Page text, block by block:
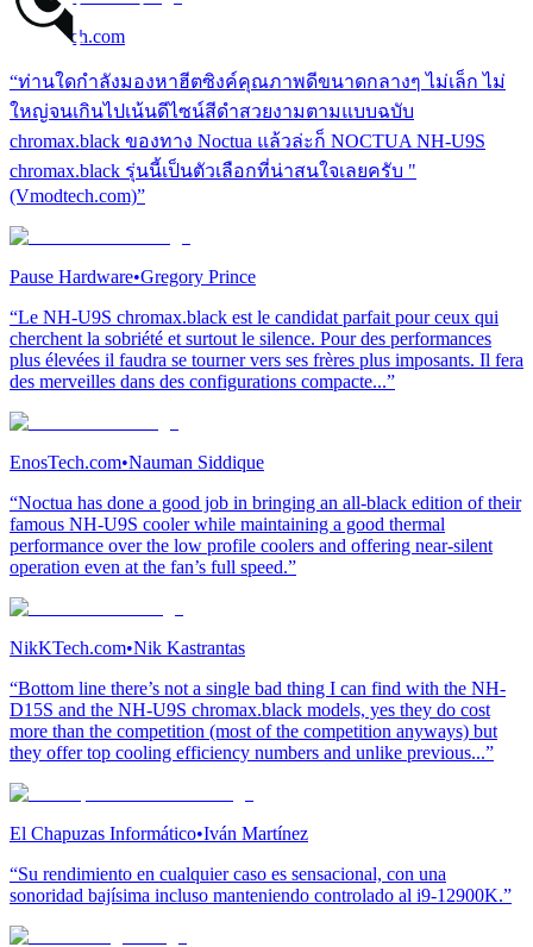
Vmodtech.com
“ท่านใดกำลังมองหาฮีตซิงค์คุณภาพดีขนาดกลางๆ ไม่เล็ก ไม่
ใหญ่จนเกินไปเน้นดีไซน์สีดำสวยงามตามแบบฉบับ
chromax.black ของทาง Noctua แล้วล่ะก็ NOCTUA NH-U9S
chromax.black รุ่นนี้เป็นตัวเลือกที่น่าสนใจเลยครับ "
(Vmodtech.com)”
Pause Hardware•Gregory Prince
“Le NH-U9S chromax.black est le candidat parfait pour ceux qui
cherchent la sobriété et surtout le silence. Pour des performances
plus élevées il faudra se tourner vers ses frères plus imposants. Il fera
des merveilles dans des configurations compacte...”
EnosTech.com•Nauman Siddique
“Noctua has done a good job in bringing an all-black edition of their
famous NH-U9S cooler while maintaining a good thermal
performance over the low profile coolers and offering near-silent
operation even at the fan’s full speed.”
NikKTech.com•Nik Kastrantas
“Bottom line there’s not a single bad thing I can find with the NH-
D15S and the NH-U9S chromax.black models, yes they do cost
more than the competition (most of the competition anyways) but
they offer top cooling efficiency numbers and unlike previous...”
El Chapuzas Informático•Iván Martínez
“Su rendimiento en cualquier caso es sensacional, con una
sonoridad bajísima incluso manteniendo controlado al i9-12900K.”